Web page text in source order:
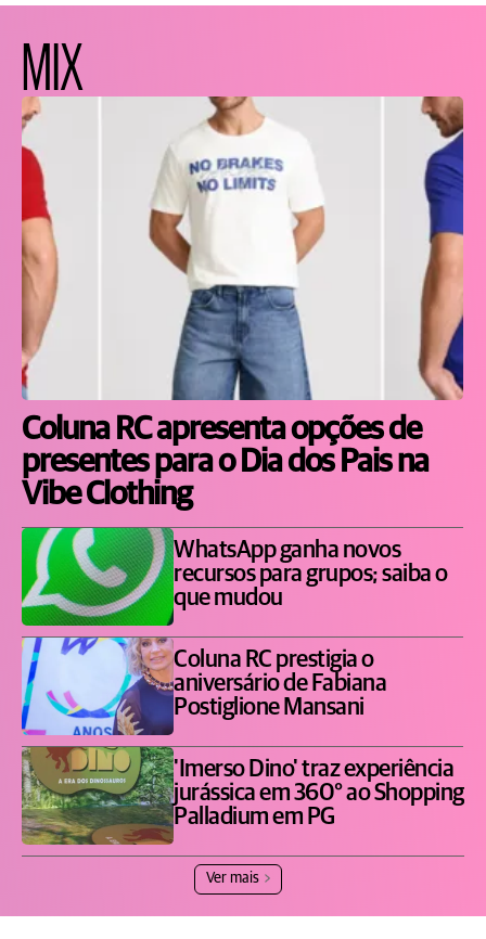
MIX
Coluna RC apresenta opções de
presentes para o Dia dos Pais na
Vibe Clothing
WhatsApp ganha novos
recursos para grupos; saiba o
que mudou
Coluna RC prestigia o
aniversário de Fabiana
Postiglione Mansani
'Imerso Dino' traz experiência
jurássica em 360° ao Shopping
Palladium em PG
Ver mais